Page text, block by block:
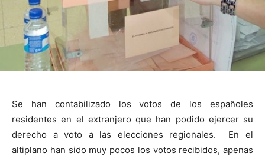
Se han contabilizado los votos de los españoles
residentes en el extranjero que han podido ejercer su
derecho a voto a las elecciones regionales. En el
altiplano han sido muy pocos los votos recibidos, apenas